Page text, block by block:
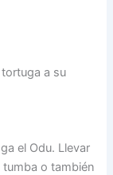
a su
el Odu. Llevar
o también